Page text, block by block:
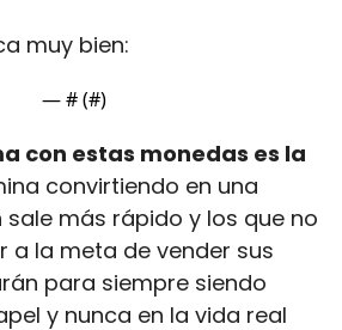
muy bien:
— # (#)
con estas monedas es la
convirtiendo en una
más rápido y los que no
a la meta de vender sus
para siempre siendo
y nunca en la vida real